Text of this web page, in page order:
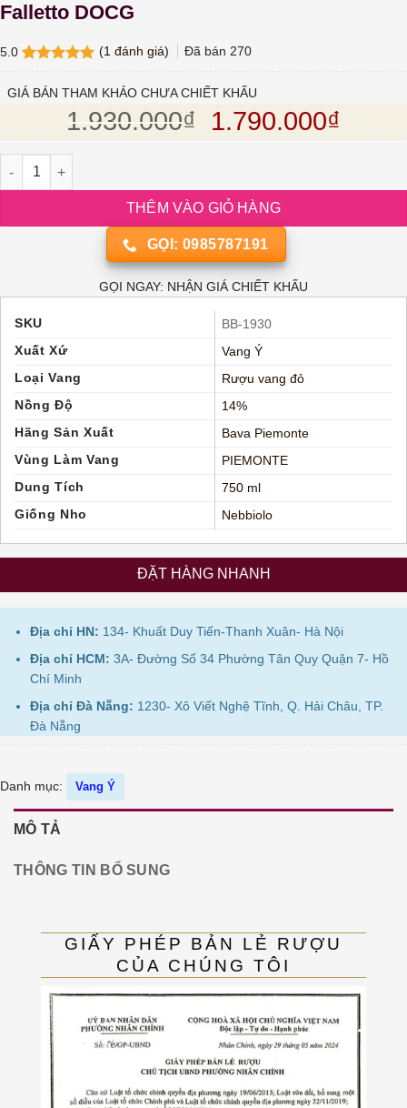
Falletto DOCG
5.0
dựa trên
(1 đánh giá) Đã bán 270
GIÁ BÁN THAM KHẢO CHƯA CHIẾT KHẤU
1.930.000₫ Giá gốc là:
1.790.000₫
Rượu Vang Ý Bava Barolo Di Castiglione Falletto DOCG số lượng
THÊM VÀO GIỎ HÀNG
GỌI: 0985787191
GỌI NGAY: NHẬN GIÁ CHIẾT KHẤU
SKU
BB-1930
Xuất Xứ
Vang Ý
Loại Vang
Rượu vang đỏ
Nồng Độ
14%
Hãng Sản Xuất
Bava Piemonte
Vùng Làm Vang
PIEMONTE
Dung Tích
750 ml
Giống Nho
Nebbiolo
ĐẶT HÀNG NHANH
Địa chỉ HN: 134- Khuất Duy Tiến-Thanh Xuân- Hà Nội
Địa chỉ HCM: 3A- Đường Số 34 Phường Tân Quy Quận 7- Hồ
Chí Minh
Địa chỉ Đà Nẵng: 1230- Xô Viết Nghệ Tĩnh, Q. Hải Châu, TP.
Đà Nẵng
Danh mục: Vang Ý
MÔ TẢ
THÔNG TIN BỔ SUNG
GIẤY PHÉP BẢN LẺ RƯỢU
CỦA CHÚNG TÔI